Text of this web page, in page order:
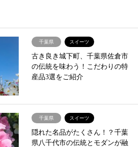
千葉県 スイーツ
古き良き城下町、千葉県佐倉市
の伝統を味わう！こだわりの特
産品3選をご紹介
千葉県 スイーツ
隠れた名品がたくさん！？千葉
県八千代市の伝統とモダンが融